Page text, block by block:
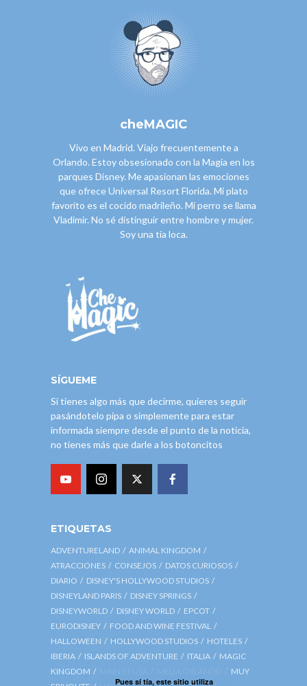
cheMAGIC
Vivo en Madrid. Viajo frecuentemente a
Orlando. Estoy obsesionado con la Magia en los
parques Disney. Me apasionan las emociones
que ofrece Universal Resort Florida. Mi plato
favorito es el cocido madrileño. Mi perro se llama
Vladimir. No sé distinguir entre hombre y mujer.
Soy una tía loca.
SÍGUEME
Si tienes algo más que decirme, quieres seguir
pasándotelo pipa o simplemente para estar
informada siempre desde el punto de la noticia,
no tienes más que darle a los botoncitos
ETIQUETAS
ADVENTURELAND
ANIMAL KINGDOM
ATRACCIONES
CONSEJOS
DATOS CURIOSOS
DIARIO
DISNEY'S HOLLYWOOD STUDIOS
DISNEYLAND PARIS
DISNEY SPRINGS
DISNEYWORLD
DISNEY WORLD
EPCOT
EURODISNEY
FOOD AND WINE FESTIVAL
HALLOWEEN
HOLLYWOOD STUDIOS
HOTELES
IBERIA
ISLANDS OF ADVENTURE ITALIA
MAGIC
KINGDOM
MUY
Pues sí tía, este sitio utiliza